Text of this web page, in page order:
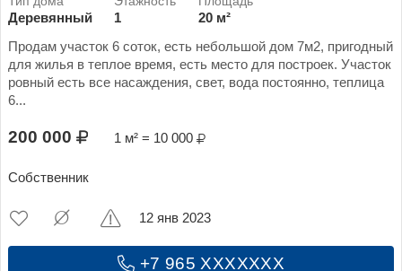
Деревянный 1
20 м²
Продам участок 6 соток, есть небольшой дом 7м2, пригодный
для жилья в теплое время, есть место для построек. Участок
ровный есть все насаждения, свет, вода постоянно, теплица
6...
200 000 1 м² = 10 000
Собственник
+7 965 XXXXXXX
12 янв 2023